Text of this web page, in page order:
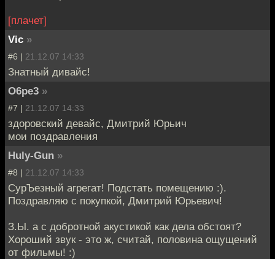
[плачет]
Vic »
#6 | 21.12.07 14:33
Знатный дивайс!
O6pe3 »
#7 | 21.12.07 14:33
здоровский девайс, Дмитрий Юрьич
мои поздравления
Huly-Gun »
#8 | 21.12.07 14:33
СурЪезный агрегат! Подстать помещению :).
Поздравляю с покупкой, Дмитрий Юрьевич!
З.Ы. а с добротной акустикой как дела обстоят?
Хороший звук - это ж, считай, половина ощущений
от фильмы! :)